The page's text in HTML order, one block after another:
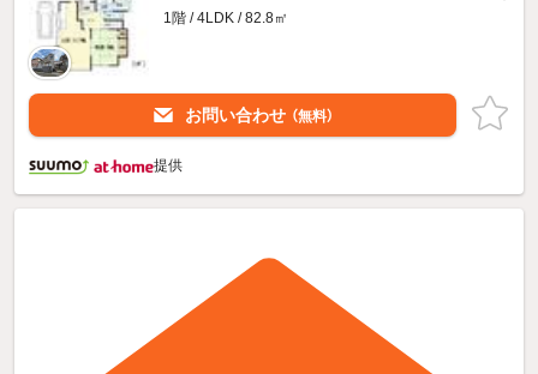
1階 / 4LDK / 82.8㎡
お問い合わせ （無料）
提供